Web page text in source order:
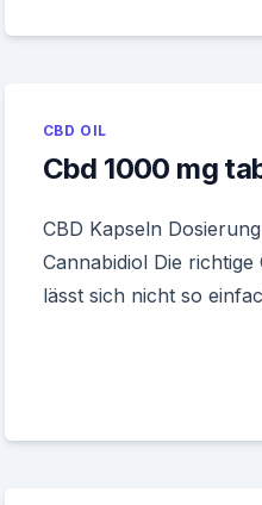
CBD OIL
Cbd 1000 mg
CBD Kapseln
Cannabidiol Die
lässt sich nicht so